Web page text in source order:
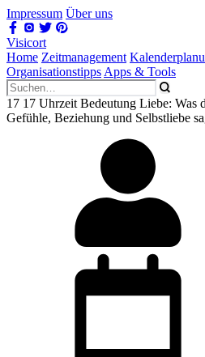
Impressum Über uns
Visicort
Home Zeitmanagement
Organisationstipps Apps & Tools
17 17 Uhrzeit Bedeutung Liebe: Was
Gefühle, Beziehung und Selbstliebe